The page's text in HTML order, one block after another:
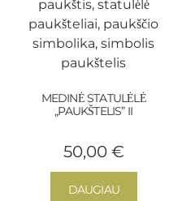
MEDINĖ STATULĖLĖ
„PAUKŠTELIS” II
50,00 €
DAUGIAU